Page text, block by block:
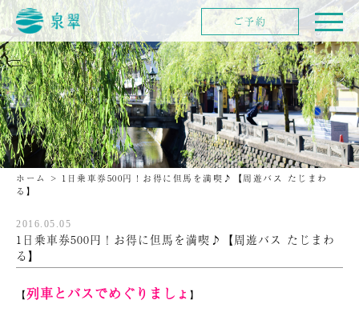
ホーム > 1日乗車券500円！お得に但馬を満喫♪【周遊バス たじまわ
る】
2016.05.05
1日乗車券500円！お得に但馬を満喫♪【周遊バス たじまわ
る】
【列車とバスでめぐりましょ 】
ご予約